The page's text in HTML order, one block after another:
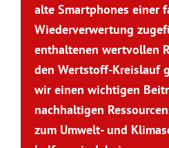
alte Smartphones einer
Wiederverwertung
enthaltenen wertvollen
den Wertstoff-Kreislauf
wir einen wichtigen
nachhaltigen
zum Umwelt- und